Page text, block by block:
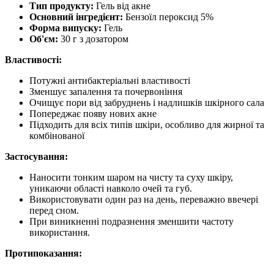
Тип продукту: Гель від акне
Основний інгредієнт: Бензоїл пероксид 5%
Форма випуску: Гель
Об'єм: 30 г з дозатором
Властивості:
Потужні антибактеріальні властивості
Зменшує запалення та почервоніння
Очищує пори від забруднень і надлишків шкірного сала
Попереджає появу нових акне
Підходить для всіх типів шкіри, особливо для жирної та
комбінованої
Застосування:
Наносити тонким шаром на чисту та суху шкіру,
уникаючи області навколо очей та губ.
Використовувати один раз на день, переважно ввечері
перед сном.
При виникненні подразнення зменшити частоту
використання.
Протипоказання: